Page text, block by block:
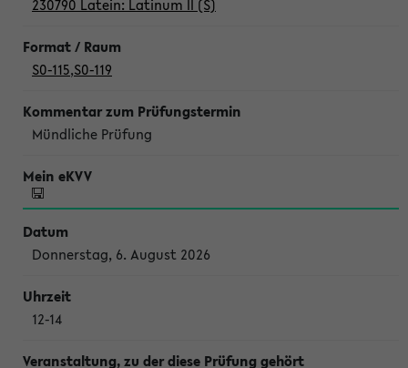
230790 Latein: Latinum II (S)
S0-115,S0-119
Mündliche Prüfung
Donnerstag, 6. August 2026
12-14